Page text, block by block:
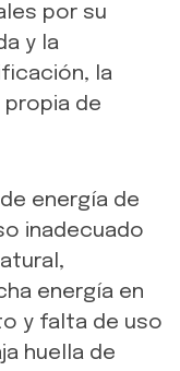
por su
y la
la
propia de
energía de
inadecuado
energía en
y falta de uso
huella de